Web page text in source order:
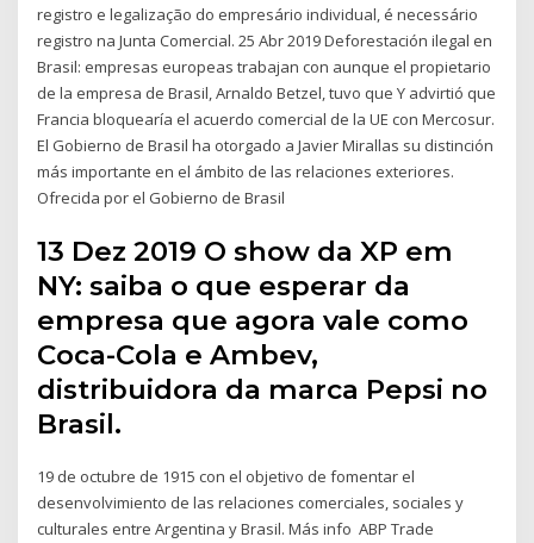
registro e legalização do empresário individual, é necessário
registro na Junta Comercial. 25 Abr 2019 Deforestación ilegal en
Brasil: empresas europeas trabajan con aunque el propietario
de la empresa de Brasil, Arnaldo Betzel, tuvo que Y advirtió que
Francia bloquearía el acuerdo comercial de la UE con Mercosur.
El Gobierno de Brasil ha otorgado a Javier Mirallas su distinción
más importante en el ámbito de las relaciones exteriores.
Ofrecida por el Gobierno de Brasil
13 Dez 2019 O show da XP em
NY: saiba o que esperar da
empresa que agora vale como
Coca-Cola e Ambev,
distribuidora da marca Pepsi no
Brasil.
19 de octubre de 1915 con el objetivo de fomentar el
desenvolvimiento de las relaciones comerciales, sociales y
culturales entre Argentina y Brasil. Más info ABP Trade